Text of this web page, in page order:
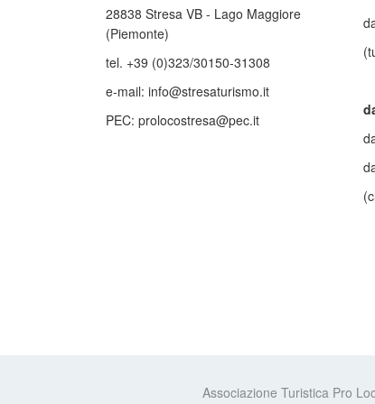
28838 Stresa VB - Lago Maggiore
(Piemonte)
tel. +39 (0)323/30150-31308
e-mail: info@stresaturismo.it
PEC: prolocostresa@pec.it
Associazione Turistica Pro